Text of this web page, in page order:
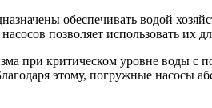
обеспечивать водой
позволяет использовать
при критическом уровне воды
этому, погружные